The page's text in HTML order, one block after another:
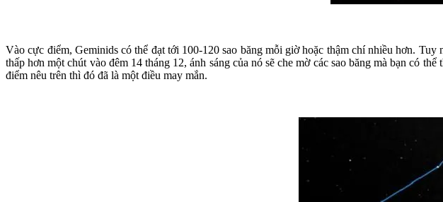
Vào cực điểm, Geminids có thể đạt tới 100-120 sao băng mỗi giờ hoặc thậm chí nhiều hơn.
thấp hơn một chút vào đêm 14 tháng 12, ánh sáng của nó sẽ che mờ các sao băng mà bạn có
điểm nêu trên thì đó đã là một điều may mắn.